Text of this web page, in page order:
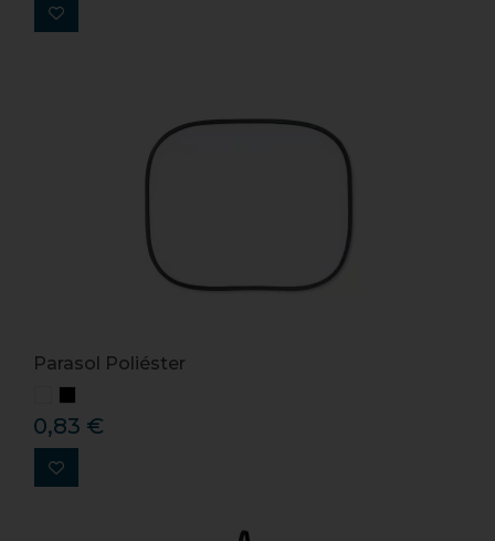
Parasol Poliéster
0,83 €